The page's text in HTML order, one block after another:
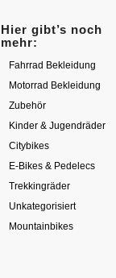
Hier gibt’s noch
mehr:
Fahrrad Bekleidung
Motorrad Bekleidung
Zubehör
Kinder & Jugendräder
Citybikes
E-Bikes & Pedelecs
Trekkingräder
Unkategorisiert
Mountainbikes